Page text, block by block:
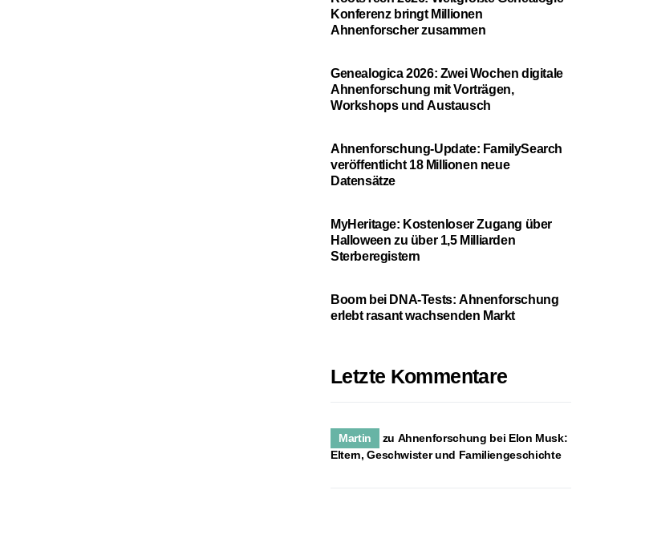
Konferenz bringt Millionen
Ahnenforscher zusammen
Genealogica 2026: Zwei Wochen digitale
Ahnenforschung mit Vorträgen,
Workshops und Austausch
Ahnenforschung-Update: FamilySearch
veröffentlicht 18 Millionen neue
Datensätze
MyHeritage: Kostenloser Zugang über
Halloween zu über 1,5 Milliarden
Sterberegistern
Boom bei DNA-Tests: Ahnenforschung
erlebt rasant wachsenden Markt
Letzte Kommentare
Martin zu Ahnenforschung bei Elon Musk:
Eltern, Geschwister und Familiengeschichte